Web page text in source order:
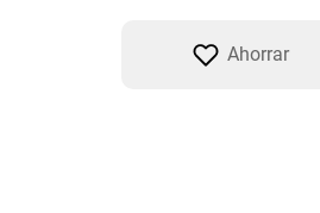
Ahorrar